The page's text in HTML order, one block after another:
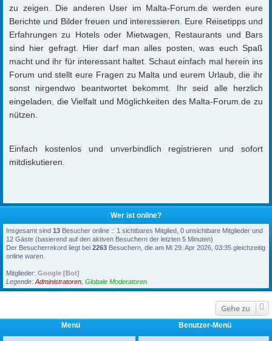
zu zeigen. Die anderen User im Malta-Forum.de werden eure
Berichte und Bilder freuen und interessieren. Eure Reisetipps und
Erfahrungen zu Hotels oder Mietwagen, Restaurants und Bars
sind hier gefragt. Hier darf man alles posten, was euch Spaß
macht und ihr für interessant haltet. Schaut einfach mal herein ins
Forum und stellt eure Fragen zu Malta und eurem Urlaub, die ihr
sonst nirgendwo beantwortet bekommt. Ihr seid alle herzlich
eingeladen, die Vielfalt und Möglichkeiten des Malta-Forum.de zu
nützen.
Einfach kostenlos und unverbindlich registrieren und sofort
mitdiskutieren.
Wer ist online?
Insgesamt sind 13 Besucher online :: 1 sichtbares Mitglied, 0 unsichtbare Mitglieder und
12 Gäste (basierend auf den aktiven Besuchern der letzten 5 Minuten)
Der Besucherrekord liegt bei 2263 Besuchern, die am Mi 29. Apr 2026, 03:35 gleichzeitig
online waren.
Mitglieder: Google [Bot]
Legende: Administratoren Globale Moderatoren
Gehe zu
Menü Benutzer-Menü